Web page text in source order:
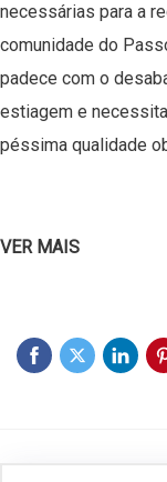
necessárias para a
comunidade do
padece com o
estiagem e
péssima qualidade
VER MAIS